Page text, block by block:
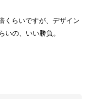
くらいですが、デザイン
いの、いい勝負。